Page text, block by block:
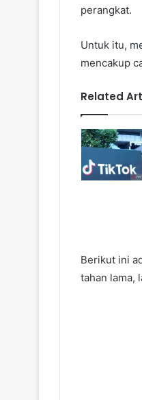
perangkat.
Untuk itu,
mencakup
Related
Berikut ini
tahan lama,